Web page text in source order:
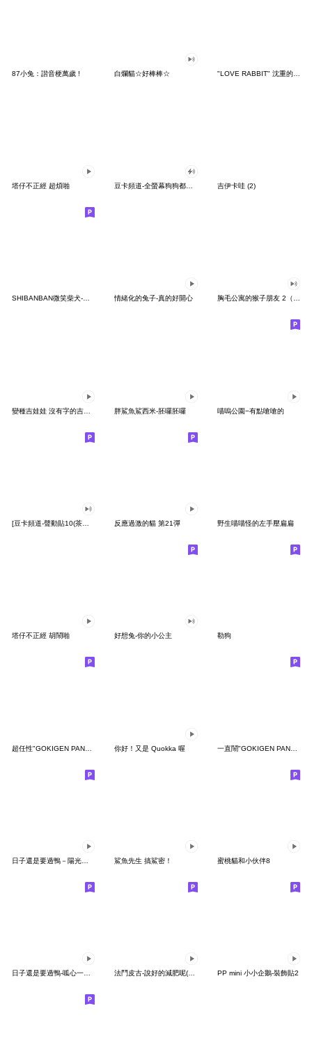
87小兔：諧音梗萬歲 ! 白爛貓☆好棒棒☆ "LOVE RABBIT" 沈重的愛 台灣版
塔仔不正經 超煩啪 吉伊卡哇 (2)
SHIBANBAN微笑柴犬-廢柴寶寶日常 情緒化的兔子-真的好開心 胸毛公寓的猴子朋友 2（有聲動態）
胖鯊魚鯊西米-胚囉胚囉 喵嗚公園−有點嗆嗆的
反應過激的貓 第21彈 野生喵喵怪的左手壓扁扁
塔仔不正經 胡鬧啪 好想兔-你的小公主 勒狗
你好！又是 Quokka 喔 一直鬧"GOKIGEN PANDA" 台灣版
鯊魚先生 搞鯊密！ 蜜桃貓和小伙伴8
日子還是要過鴨-呱心一下鴨 法鬥皮古-說好的減肥呢(第15彈) PP mini 小小企鵝-裝飾貼2